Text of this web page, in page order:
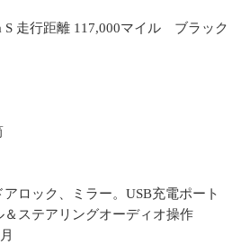
S 走行距離 117,000マイル ブラック
アロック、ミラー。USB充電ポート
＆ステアリングオーディオ操作